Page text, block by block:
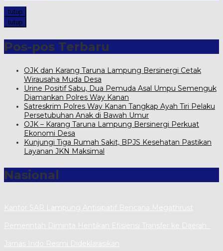
tutup
tutup
Pos-pos Terbaru
OJK dan Karang Taruna Lampung Bersinergi Cetak
Wirausaha Muda Desa
Urine Positif Sabu, Dua Pemuda Asal Umpu Semenguk
Diamankan Polres Way Kanan
Satreskrim Polres Way Kanan Tangkap Ayah Tiri Pelaku
Persetubuhan Anak di Bawah Umur
OJK – Karang Taruna Lampung Bersinergi Perkuat
Ekonomi Desa
Kunjungi Tiga Rumah Sakit, BPJS Kesehatan Pastikan
Layanan JKN Maksimal
Nasional
Kantor SAR Lampung Antisipatif Bencana Megathrust
Pemerintah Diminta Hentikan Efisiensi Transfer ke Daerah
Jarnas Indo Resmi Dideklarasikan